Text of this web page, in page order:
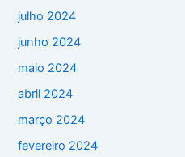
julho 2024
junho 2024
maio 2024
abril 2024
março 2024
fevereiro 2024